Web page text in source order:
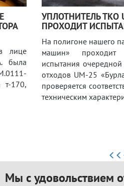
лице
была
т-170,
УПЛОТНИТЕЛЬ ТКО
ПРОХОДИТ
На полигоне нашего
машин» проходит
испытания
отходов UM-25
проверяется
техническим
Мы с удовольствием